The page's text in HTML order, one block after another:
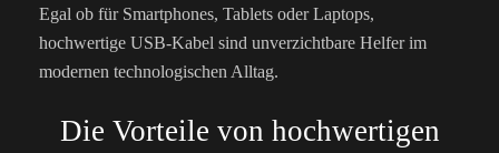
Egal ob für Smartphones, Tablets oder Laptops,
hochwertige USB-Kabel sind unverzichtbare Helfer im
modernen technologischen Alltag.
Die Vorteile von hochwertigen